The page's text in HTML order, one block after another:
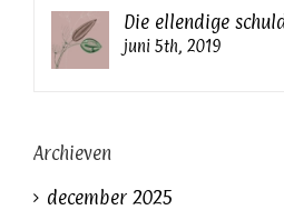
Die ellendige
juni 5th, 2019
Archieven
december 2025